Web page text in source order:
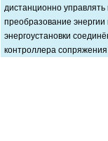
дистанционно
преобразование энергии
энергоустановки
контроллера